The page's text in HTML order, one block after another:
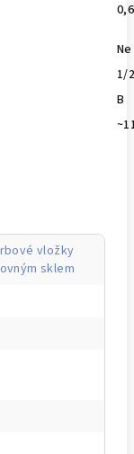
Ne
1/
B
vložky
sklem